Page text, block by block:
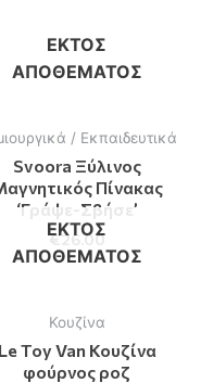
ΕΚΤΌΣ
ΑΠΟΘΈΜΑΤΟΣ
/ Εκπαιδευτικά
Svoora Ξύλινος
Πίνακας
‘Γράψε-Σβήσε’
€26.00
ΕΚΤΌΣ
ΑΠΟΘΈΜΑΤΟΣ
Κουζίνα
Le Toy Van Κουζίνα
φούρνος ροζ